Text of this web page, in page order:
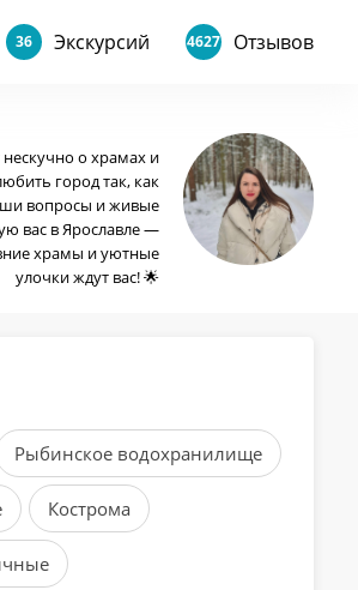
36 Экскурсий 4627 Отзывов
о храмах и
город так, как
вопросы и живые
вас в Ярославле —
храмы и уютные
улочки ждут вас! 🌟
Рыбинское водохранилище
Кострома